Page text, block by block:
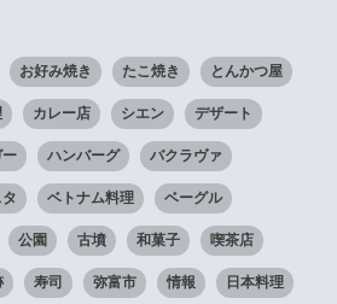
お好み焼き たこ焼き とんかつ屋
カレー店 シエン デザート
ハンバーグ バクラヴァ
ベトナム料理 ベーグル
公園 古墳 和菓子 喫茶店
寿司 弥富市 情報 日本料理